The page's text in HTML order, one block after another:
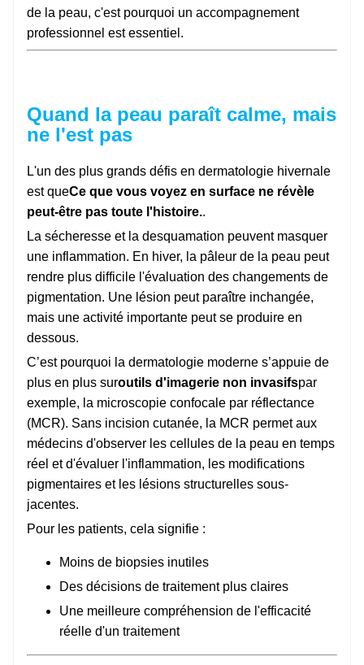
de la peau, c'est pourquoi un accompagnement
professionnel est essentiel.
Quand la peau paraît calme, mais
ne l'est pas
L'un des plus grands défis en dermatologie hivernale
est queCe que vous voyez en surface ne révèle
peut-être pas toute l'histoire..
La sécheresse et la desquamation peuvent masquer
une inflammation. En hiver, la pâleur de la peau peut
rendre plus difficile l'évaluation des changements de
pigmentation. Une lésion peut paraître inchangée,
mais une activité importante peut se produire en
dessous.
C’est pourquoi la dermatologie moderne s’appuie de
plus en plus suroutils d'imagerie non invasifspar
exemple, la microscopie confocale par réflectance
(MCR). Sans incision cutanée, la MCR permet aux
médecins d'observer les cellules de la peau en temps
réel et d'évaluer l'inflammation, les modifications
pigmentaires et les lésions structurelles sous-
jacentes.
Pour les patients, cela signifie :
Moins de biopsies inutiles
Des décisions de traitement plus claires
Une meilleure compréhension de l'efficacité
réelle d'un traitement